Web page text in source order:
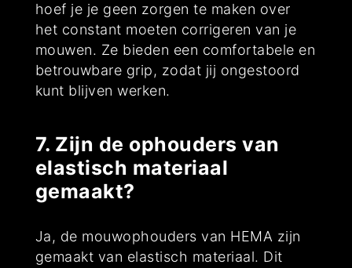
hoef je je geen zorgen te maken over
het constant moeten corrigeren van je
mouwen. Ze bieden een comfortabele en
betrouwbare grip, zodat jij ongestoord
kunt blijven werken.
7. Zijn de ophouders van
elastisch materiaal
gemaakt?
Ja, de mouwophouders van HEMA zijn
gemaakt van elastisch materiaal. Dit